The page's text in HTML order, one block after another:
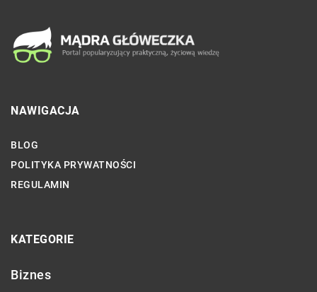
NAWIGACJA
BLOG
POLITYKA PRYWATNOŚCI
REGULAMIN
KATEGORIE
Biznes